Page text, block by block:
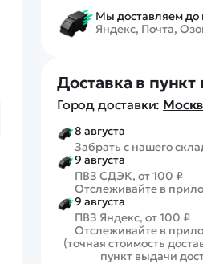
Мы доставляем до
Яндекс, Почта,
Доставка в
Город доставки:
8 августа
Забрать с нашего
9 августа
ПВЗ СДЭК, от 100 ₽
Отслеживайте в
9 августа
ПВЗ Яндекс, от 100 ₽
Отслеживайте в
(точная стоимость
пункт выдачи